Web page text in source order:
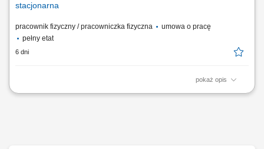
stacjonarna
pracownik fizyczny / pracowniczka fizyczna
umowa o pracę
pełny etat
6 dni
pokaż opis
Czym się będziesz zajmować: Szlifowaniem elementów; Kontrolą